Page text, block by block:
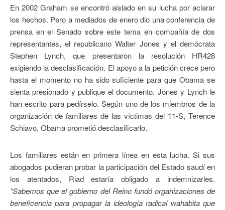
En 2002 Graham se encontró aislado en su lucha por aclarar
los hechos. Pero a mediados de enero dio una conferencia de
prensa en el Senado sobre este tema en compañía de dos
representantes, el republicano Walter Jones y el demócrata
Stephen Lynch, que presentaron la resolución HR428
exigiendo la desclasificación. El apoyo a la petición crece pero
hasta el momento no ha sido suficiente para que Obama se
sienta presionado y publique el documento. Jones y Lynch le
han escrito para pedírselo. Según uno de los miembros de la
organización de familiares de las víctimas del 11-S, Terence
Schiavo, Obama prometió desclasificarlo.
Los familiares están en primera línea en esta lucha. Si sus
abogados pudieran probar la participación del Estado saudí en
los atentados, Riad estaría obligado a indemnizarles.
“Sabemos que el gobierno del Reino fundó organizaciones de
beneficencia para propagar la ideología radical wahabita que